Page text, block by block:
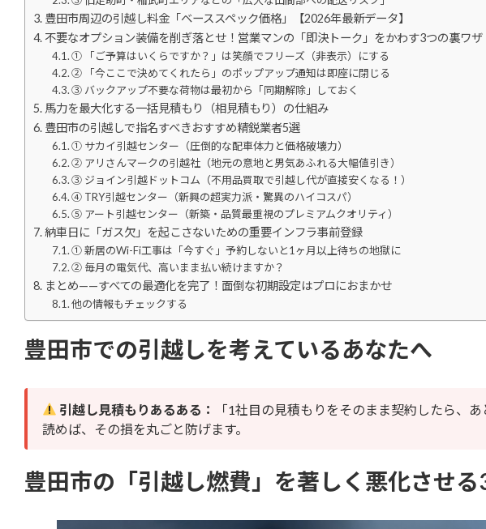
豊田市周辺の引越し料金「ベーススペック価格」【2026年最新データ】
不要なオプション装備を削ぎ落とせ！営業マンの「即決トーク」をかわす3つの裏ワザ
① 「ご予算はいくらですか？」は笑顔でフリーズ（非表示）にする
② 「今ここで決めてくれたら」のポップアップ通知は即座に閉じる
③ バックアップ不要な荷物は最初から「同期解除」しておく
馬力を最大化する一括見積もり（相見積もり）の仕組み
豊田市の引越しで指名すべきおすすめ精鋭業者5選
① サカイ引越センター（圧倒的な配車体力と価格破壊力）
② アリさんマークの引越社（地元の意地と男気あふれる大幅値引き）
③ ジョイン引越ドットコム（不用品買取で引越し代が直接安くなる！）
④ TRY引越センター（新興の超実力派・驚異のハイコスパ）
⑤ アート引越センター（新築・品質最重視のプレミアムクオリティ）
納車日に「ガス欠」を起こさないための重要インフラ事前登録
① 新居のWi-Fi工事は「今すぐ」予約しないと1ヶ月以上待ちの地獄に
② 毎月の電気代、高いまま払い続けますか？
まとめ——すべての最適化を完了！面倒な初期設定はプロにおまかせ
他の情報もチェックする
豊田市での引越しを考えているあなたへ
引越し見積もりあるある：
「1社目の見積もりをそのまま契約したら、
読めば、その損を丸ごと防げます。
豊田市の「引越し燃費」を著しく悪化させ